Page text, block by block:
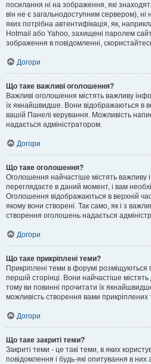
посилання ні на зображення, які
він не є загальнодоступним сервером),
яких потрібна автентифікація, як,
Hotmail або Yahoo, захищені паролем
зображення в повідомленні,
Догори
Що таке важливі оголошення?
Важливі оголошення містять важливу
їх якнайшвидше. Вони відображаються в
вашій Панелі керування. Можливість
надається адміністратором.
Догори
Що таке оголошення?
Оголошення найчастіше містять
переглядаєте в даний момент, і вам
Оголошення відображаються в верхній
якому вони створені. Так само, як і з
створення оголошень надається
Догори
Що таке прикріплені теми?
Прикріплені теми в форумі
першій сторінці. Вони найчастіше
тому ви повинні прочитати їх
можливість створення вами
Догори
Що таке закриті теми?
Закриті теми - це такі теми, в яких
повідомлення і будь-які опитування в